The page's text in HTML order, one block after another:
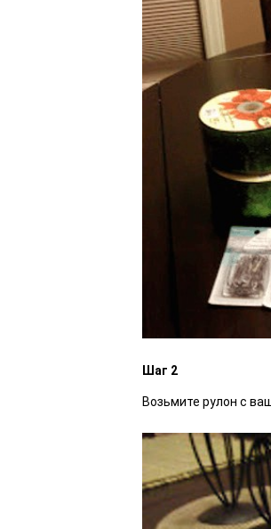
Шаг 2
Возьмите рулон с